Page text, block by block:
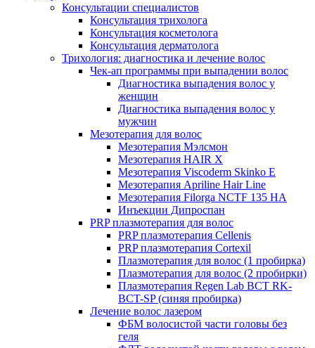
Консультации специалистов
Консультация трихолога
Консультация косметолога
Консультация дерматолога
Трихология: диагностика и лечение волос
Чек-ап программы при выпадении волос
Диагностика выпадения волос у
женщин
Диагностика выпадения волос у
мужчин
Мезотерапия для волос
Мезотерапия Мэлсмон
Мезотерапия HAIR X
Мезотерапия Viscoderm Skinko E
Мезотерапия Apriline Hair Line
Мезотерапия Filorga NCTF 135 HA
Инъекции Дипроспан
PRP плазмотерапия для волос
PRP плазмотерапия Cellenis
PRP плазмотерапия Cortexil
Плазмотерапия для волос (1 пробирка)
Плазмотерапия для волос (2 пробирки)
Плазмотерапия Regen Lab BCT RK-
BCT-SP (синяя пробирка)
Лечение волос лазером
ФБМ волосистой части головы без
геля